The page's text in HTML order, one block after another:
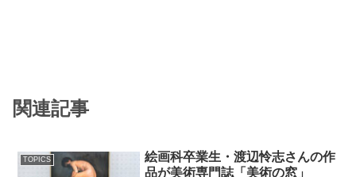
関連記事
TOPICS
絵画科卒業生・渡辺怜志さんの作
品が美術専門誌「美術の窓」